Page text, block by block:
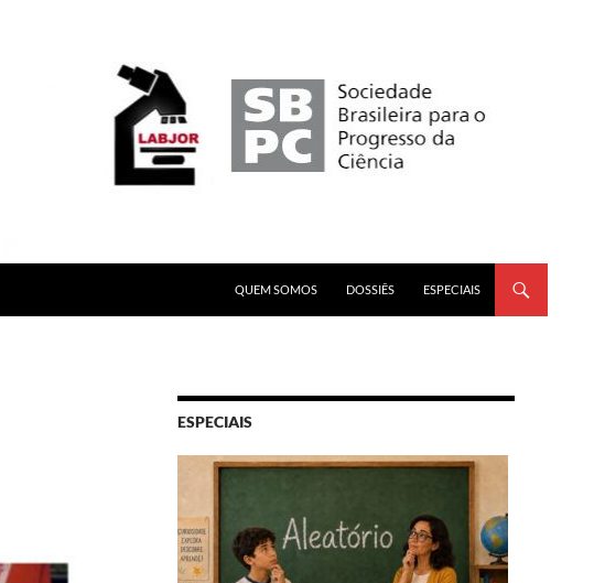
QUEM SOMOS
DOSSIÊS ESPECIAIS
ESPECIAIS